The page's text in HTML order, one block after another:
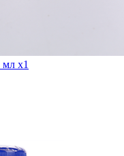
мл x1